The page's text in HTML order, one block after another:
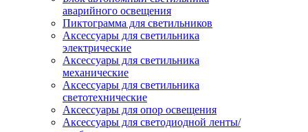
аварийного освещения
Пиктограмма для светильников
Аксессуары для светильника
электрические
Аксессуары для светильника
механические
Аксессуары для светильника
светотехнические
Аксессуары для опор освещения
Аксессуары для светодиодной ленты/